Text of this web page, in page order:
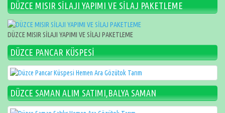
DÜZCE MISIR SİLAJI YAPIMI VE SİLAJ PAKETLEME
DÜZCE MISIR SİLAJI YAPIMI VE SİLAJ PAKETLEME
DÜZCE PANCAR KÜSPESİ
DÜZCE SAMAN ALIM SATIMI,BALYA SAMAN